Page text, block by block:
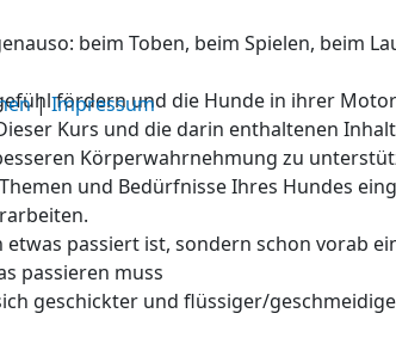
beim Toben, beim Spielen, beim
fördern und die Hunde in ihrer
Kurs und die darin enthaltenen
Körperwahrnehmung zu
und Bedürfnisse Ihres Hundes
passiert ist, sondern schon vorab
passieren muss
geschickter und flüssiger/
|Impressum